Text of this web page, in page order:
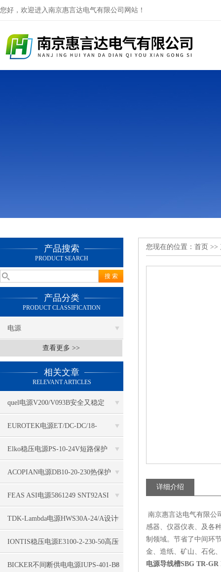
您好，欢迎进入南京惠言达电气有限公司网站！
产品搜索
PRODUCT SEARCH
产品分类
PRODUCT CLASSIFICATION
电源
查看更多 >>
相关文章
RELEVANT ARTICLES
quel电源V200/V093B安全又稳定
EUROTEK电源ET/DC-DC/18-
36/10/0.3A/GB COD.4310输出稳定
Elko稳压电源PS-10-24V短路保护
ACOPIAN电源DB10-20-230热保护
FEAS ASI电源5861249 SNT92ASI
Netzgerät geregelt防短路
TDK-Lambda电源HWS30A-24/A设计
理念
IONTIS稳压电源E3100-2-230-50高压
变流器简介
BICKER不间断供电电源IUPS-401-B8
您现在的位置： 首页 >>
详细介绍
南京惠言达电气有限公
感器、仪器仪表、及各
制领域。节省了中间环
金、造纸、矿山、石化
电源导线槽SBG TR-GR